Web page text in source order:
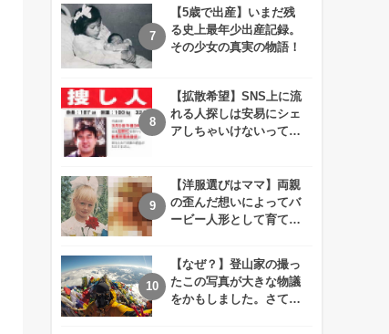
【5歳で出産】いまだ残
る史上最年少出産記録。
その少女の真実の物語！
【拡散希望】SNS上に流
れる人探しは安易にシェ
アしちゃいけないって知
【洋服選びはママ】両親
の歪んだ想いによってバ
ービー人形として育てら
【なぜ？】登山家の撮っ
たこの写真が大きな物議
をかもしました。さて、